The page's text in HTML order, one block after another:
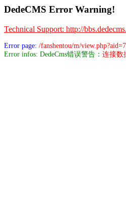
DedeCMS Error Warning!
Technical Support: http://
Error page: /fanshentou/m/
Error infos: DedeCms错误警告： 连接数